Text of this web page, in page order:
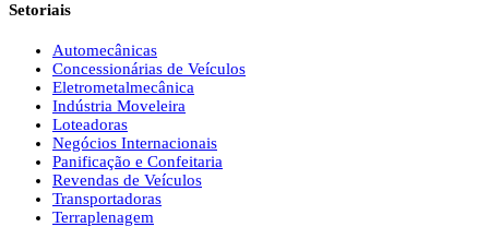
Setoriais
Automecânicas
Concessionárias de Veículos
Eletrometalmecânica
Indústria Moveleira
Loteadoras
Negócios Internacionais
Panificação e Confeitaria
Revendas de Veículos
Transportadoras
Terraplenagem